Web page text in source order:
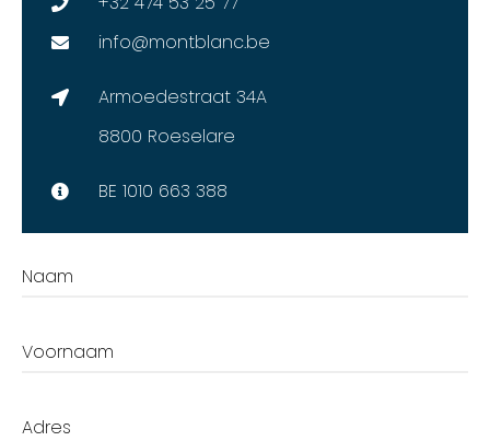
info@montblanc.be
Armoedestraat 34A
8800 Roeselare
BE 1010 663 388
Naam
Voornaam
Adres